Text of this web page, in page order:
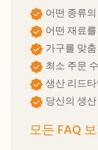
어떤 종류
어떤 재료
가구를 맞
최소 주문
생산 리드
당신의 생
모든 FAQ